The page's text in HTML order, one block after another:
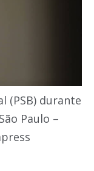
(PSB) durante
Paulo –